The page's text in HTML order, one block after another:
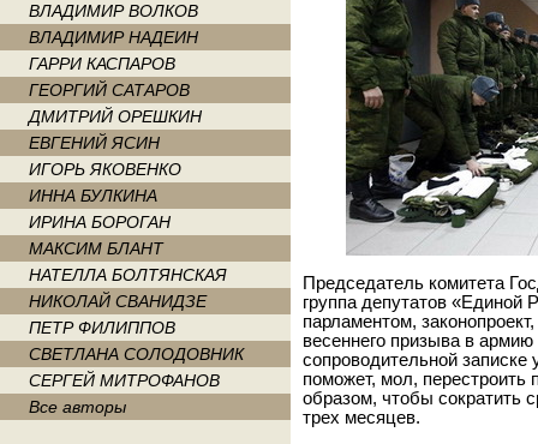
ВЛАДИМИР ВОЛКОВ
ВЛАДИМИР НАДЕИН
ГАРРИ КАСПАРОВ
ГЕОРГИЙ САТАРОВ
ДМИТРИЙ ОРЕШКИН
ЕВГЕНИЙ ЯСИН
ИГОРЬ ЯКОВЕНКО
ИННА БУЛКИНА
ИРИНА БОРОГАН
МАКСИМ БЛАНТ
НАТЕЛЛА БОЛТЯНСКАЯ
НИКОЛАЙ СВАНИДЗЕ
ПЕТР ФИЛИППОВ
СВЕТЛАНА СОЛОДОВНИК
СЕРГЕЙ МИТРОФАНОВ
Все авторы
Председатель комитета
группа депутатов «Единой
парламентом,
весеннего призыва в
сопроводительной
поможет, мол, перестроить
образом, чтобы сократить
трех месяцев.